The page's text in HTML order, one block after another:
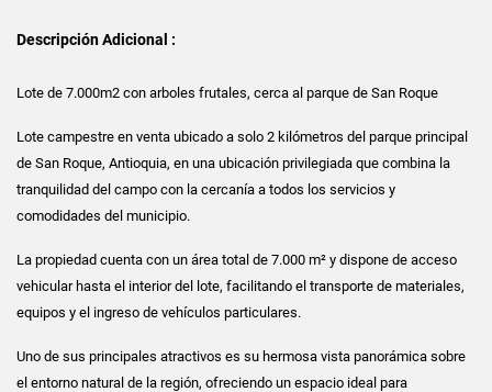
Descripción Adicional :
Lote de 7.000m2 con arboles frutales, cerca al parque de San Roque
Lote campestre en venta ubicado a solo 2 kilómetros del parque principal
de San Roque, Antioquia, en una ubicación privilegiada que combina la
tranquilidad del campo con la cercanía a todos los servicios y
comodidades del municipio.
La propiedad cuenta con un área total de 7.000 m² y dispone de acceso
vehicular hasta el interior del lote, facilitando el transporte de materiales,
equipos y el ingreso de vehículos particulares.
Uno de sus principales atractivos es su hermosa vista panorámica sobre
el entorno natural de la región, ofreciendo un espacio ideal para